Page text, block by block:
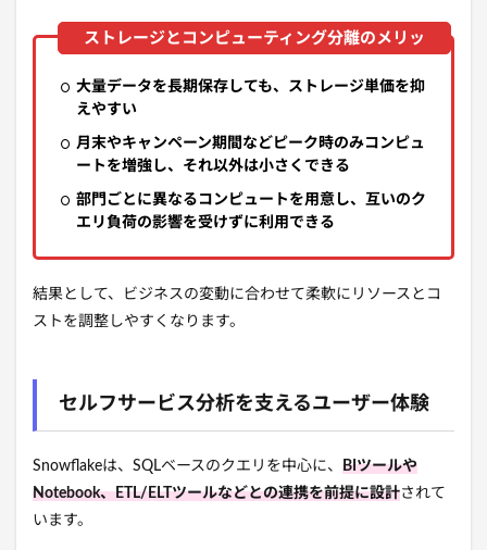
大量データを長期保存しても、ストレージ単価を抑
えやすい
月末やキャンペーン期間などピーク時のみコンピュ
ートを増強し、それ以外は小さくできる
部門ごとに異なるコンピュートを用意し、互いのク
エリ負荷の影響を受けずに利用できる
結果として、ビジネスの変動に合わせて柔軟にリソースとコ
ストを調整しやすくなります。
セルフサービス分析を支えるユーザー体験
Snowflakeは、SQLベースのクエリを中心に、 BIツールや
Notebook、ETL/ELTツールなどとの連携を前提に設計されて
います。